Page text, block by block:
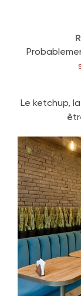
Le ketchup,